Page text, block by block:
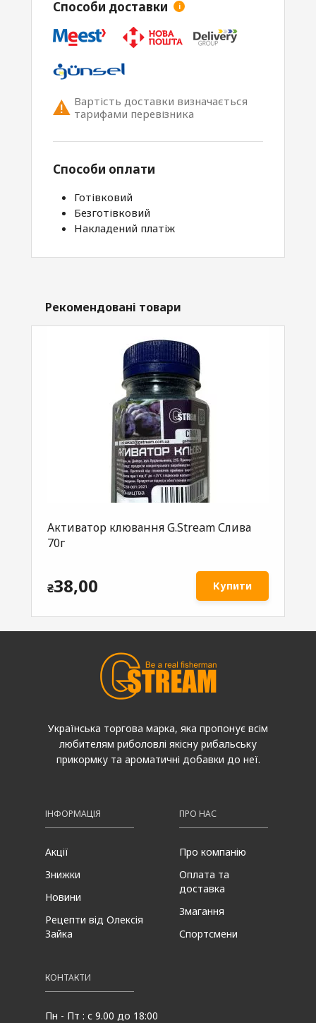
Способи доставки i
Вартість доставки визначається
тарифами перевізника
Способи оплати
Готівковий
Безготівковий
Накладений платіж
Рекомендовані товари
Активатор клювання G.Stream Слива
70г
₴38,00 Купити
Українська торгова марка, яка пропонує всім
любителям риболовлі якісну рибальську
прикормку та ароматичні добавки до неї.
ІНФОРМАЦІЯ
Акції
Знижки
Новини
Рецепти від Олексія
Зайка
ПРО НАС
Про компанію
Оплата та
доставка
Змагання
Спортсмени
КОНТАКТИ
Пн - Пт : с 9.00 до 18:00